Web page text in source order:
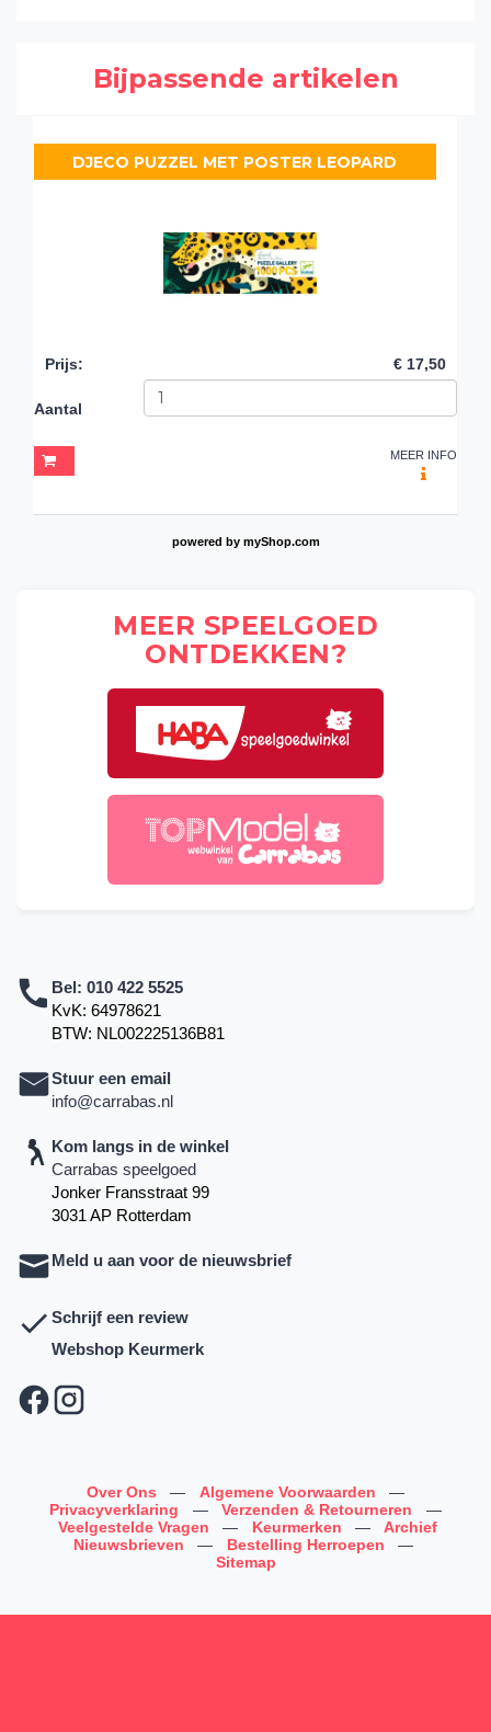
Bijpassende artikelen
DJECO PUZZEL MET POSTER LEOPARD
Prijs: € 17,50
Aantal
MEER INFO
powered by myShop.com
MEER SPEELGOED
ONTDEKKEN?
Bel: 010 422 5525
KvK: 64978621
BTW: NL002225136B81
Stuur een email
info@carrabas.nl
Kom langs in de winkel
Carrabas speelgoed
Jonker Fransstraat 99
3031 AP Rotterdam
Meld u aan voor de nieuwsbrief
Schrijf een review
Webshop Keurmerk
Over Ons — Algemene Voorwaarden
—
Privacyverklaring
— Verzenden & Retourneren
—
Veelgestelde Vragen
— Keurmerken —
Archief
Nieuwsbrieven
— Bestelling Herroepen
—
Sitemap